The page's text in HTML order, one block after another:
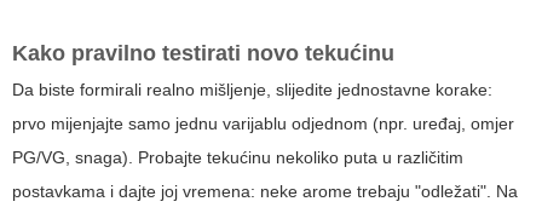
Kako pravilno testirati novo tekućinu
Da biste formirali realno mišljenje, slijedite jednostavne korake:
prvo mijenjajte samo jednu varijablu odjednom (npr. uređaj, omjer
PG/VG, snaga). Probajte tekućinu nekoliko puta u različitim
postavkama i dajte joj vremena: neke arome trebaju "odležati". Na